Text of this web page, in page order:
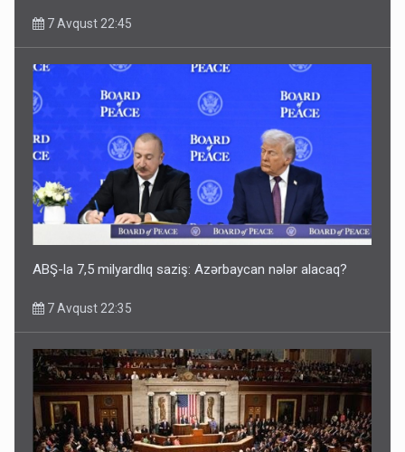
7 Avqust 22:45
ABŞ-la 7,5 milyardlıq saziş: Azərbaycan nələr alacaq?
7 Avqust 22:35